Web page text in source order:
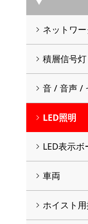
ネットワ
積層信号
音 / 音声 /
LED照明
LED表示ボ
車両
ホイスト